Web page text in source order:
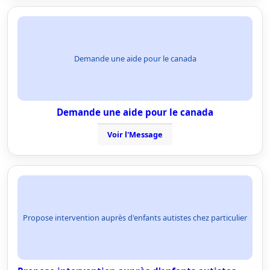
Demande une aide pour le canada
Demande une aide pour le canada
Voir l'Message
Propose intervention auprès d'enfants autistes chez particulier